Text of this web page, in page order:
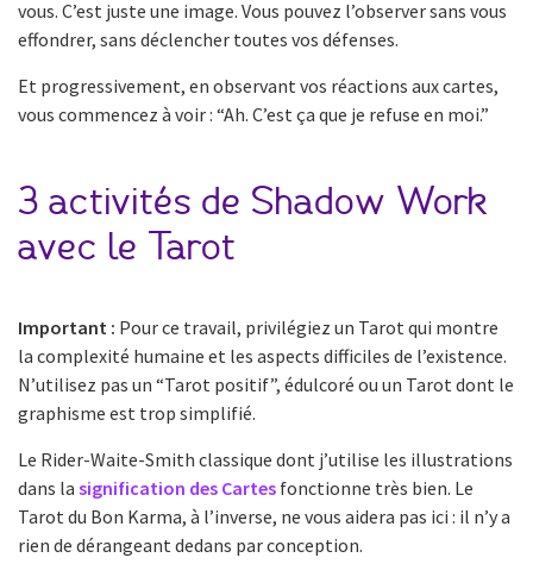
vous. C’est juste une image. Vous pouvez l’observer sans vous
effondrer, sans déclencher toutes vos défenses.
Et progressivement, en observant vos réactions aux cartes,
vous commencez à voir : “Ah. C’est ça que je refuse en moi.”
3 activités de Shadow Work
avec le Tarot
Important : Pour ce travail, privilégiez un Tarot qui montre
la complexité humaine et les aspects difficiles de l’existence.
N’utilisez pas un “Tarot positif”, édulcoré ou un Tarot dont le
graphisme est trop simplifié.
Le Rider-Waite-Smith classique dont j’utilise les illustrations
dans la signification des Cartes fonctionne très bien. Le
Tarot du Bon Karma, à l’inverse, ne vous aidera pas ici : il n’y a
rien de dérangeant dedans par conception.